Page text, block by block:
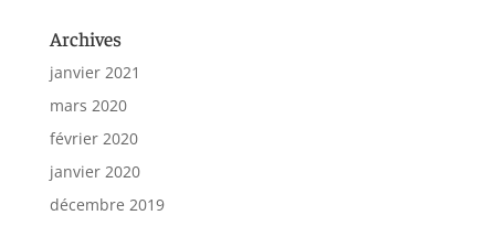
Archives
janvier 2021
mars 2020
février 2020
janvier 2020
décembre 2019